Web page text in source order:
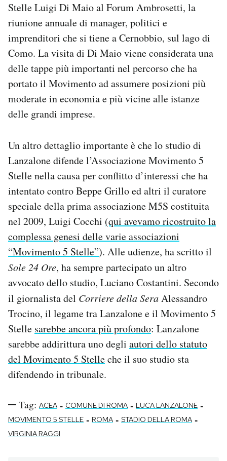
Stelle Luigi Di Maio al Forum Ambrosetti, la
riunione annuale di manager, politici e
imprenditori che si tiene a Cernobbio, sul lago di
Como. La visita di Di Maio viene considerata una
delle tappe più importanti nel percorso che ha
portato il Movimento ad assumere posizioni più
moderate in economia e più vicine alle istanze
delle grandi imprese.
Un altro dettaglio importante è che lo studio di
Lanzalone difende l’Associazione Movimento 5
Stelle nella causa per conflitto d’interessi che ha
intentato contro Beppe Grillo ed altri il curatore
speciale della prima associazione M5S costituita
nel 2009, Luigi Cocchi (qui avevamo ricostruito la
complessa genesi delle varie associazioni
“Movimento 5 Stelle”). Alle udienze, ha scritto il
Sole 24 Ore, ha sempre partecipato un altro
avvocato dello studio, Luciano Costantini. Secondo
il giornalista del Corriere della SeraAlessandro
Trocino, il legame tra Lanzalone e il Movimento 5
Stelle sarebbe ancora più profondo: Lanzalone
sarebbe addirittura uno degli autori dello statuto
del Movimento 5 Stelleche il suo studio sta
difendendo in tribunale.
Tag: ACEA - COMUNE DI ROMA - LUCA LANZALONE -
MOVIMENTO 5 STELLE - ROMA - STADIO DELLA ROMA -
VIRGINIA RAGGI